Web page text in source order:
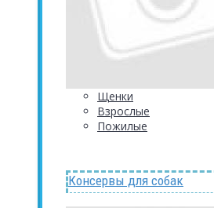
Щенки
Взрослые
Пожилые
Консервы для собак